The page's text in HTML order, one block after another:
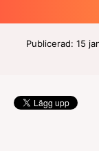
Publicerad: 15